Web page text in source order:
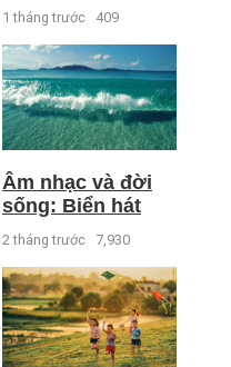
1 tháng trước 409
Âm nhạc và đời
sống: Biển hát
2 tháng trước 7,930